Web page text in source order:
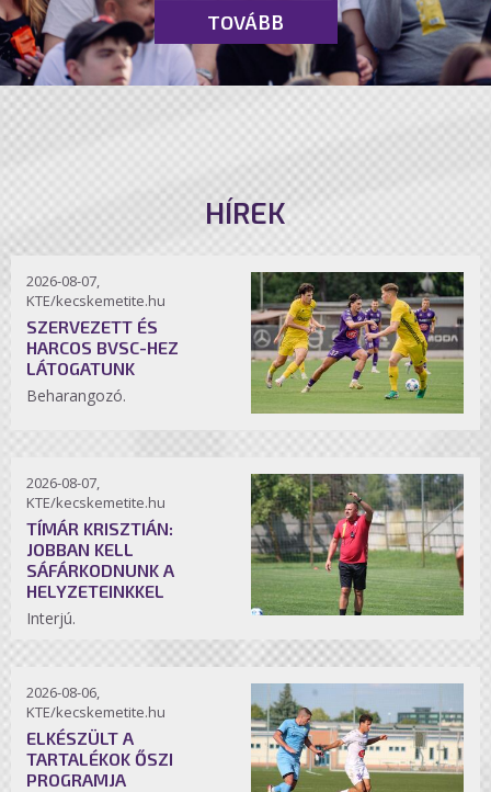
TOVÁBB
HÍREK
2026-08-07,
KTE/kecskemetite.hu
SZERVEZETT ÉS
HARCOS BVSC-HEZ
LÁTOGATUNK
Beharangozó.
2026-08-07,
KTE/kecskemetite.hu
TÍMÁR KRISZTIÁN:
JOBBAN KELL
SÁFÁRKODNUNK A
HELYZETEINKKEL
Interjú.
2026-08-06,
KTE/kecskemetite.hu
ELKÉSZÜLT A
TARTALÉKOK ŐSZI
PROGRAMJA